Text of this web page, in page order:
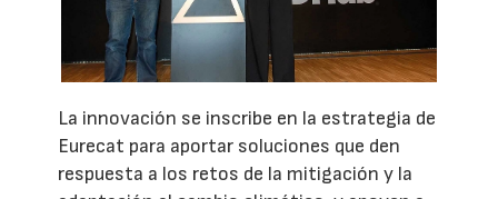
La innovación se inscribe en la estrategia de
Eurecat para aportar soluciones que den
respuesta a los retos de la mitigación y la